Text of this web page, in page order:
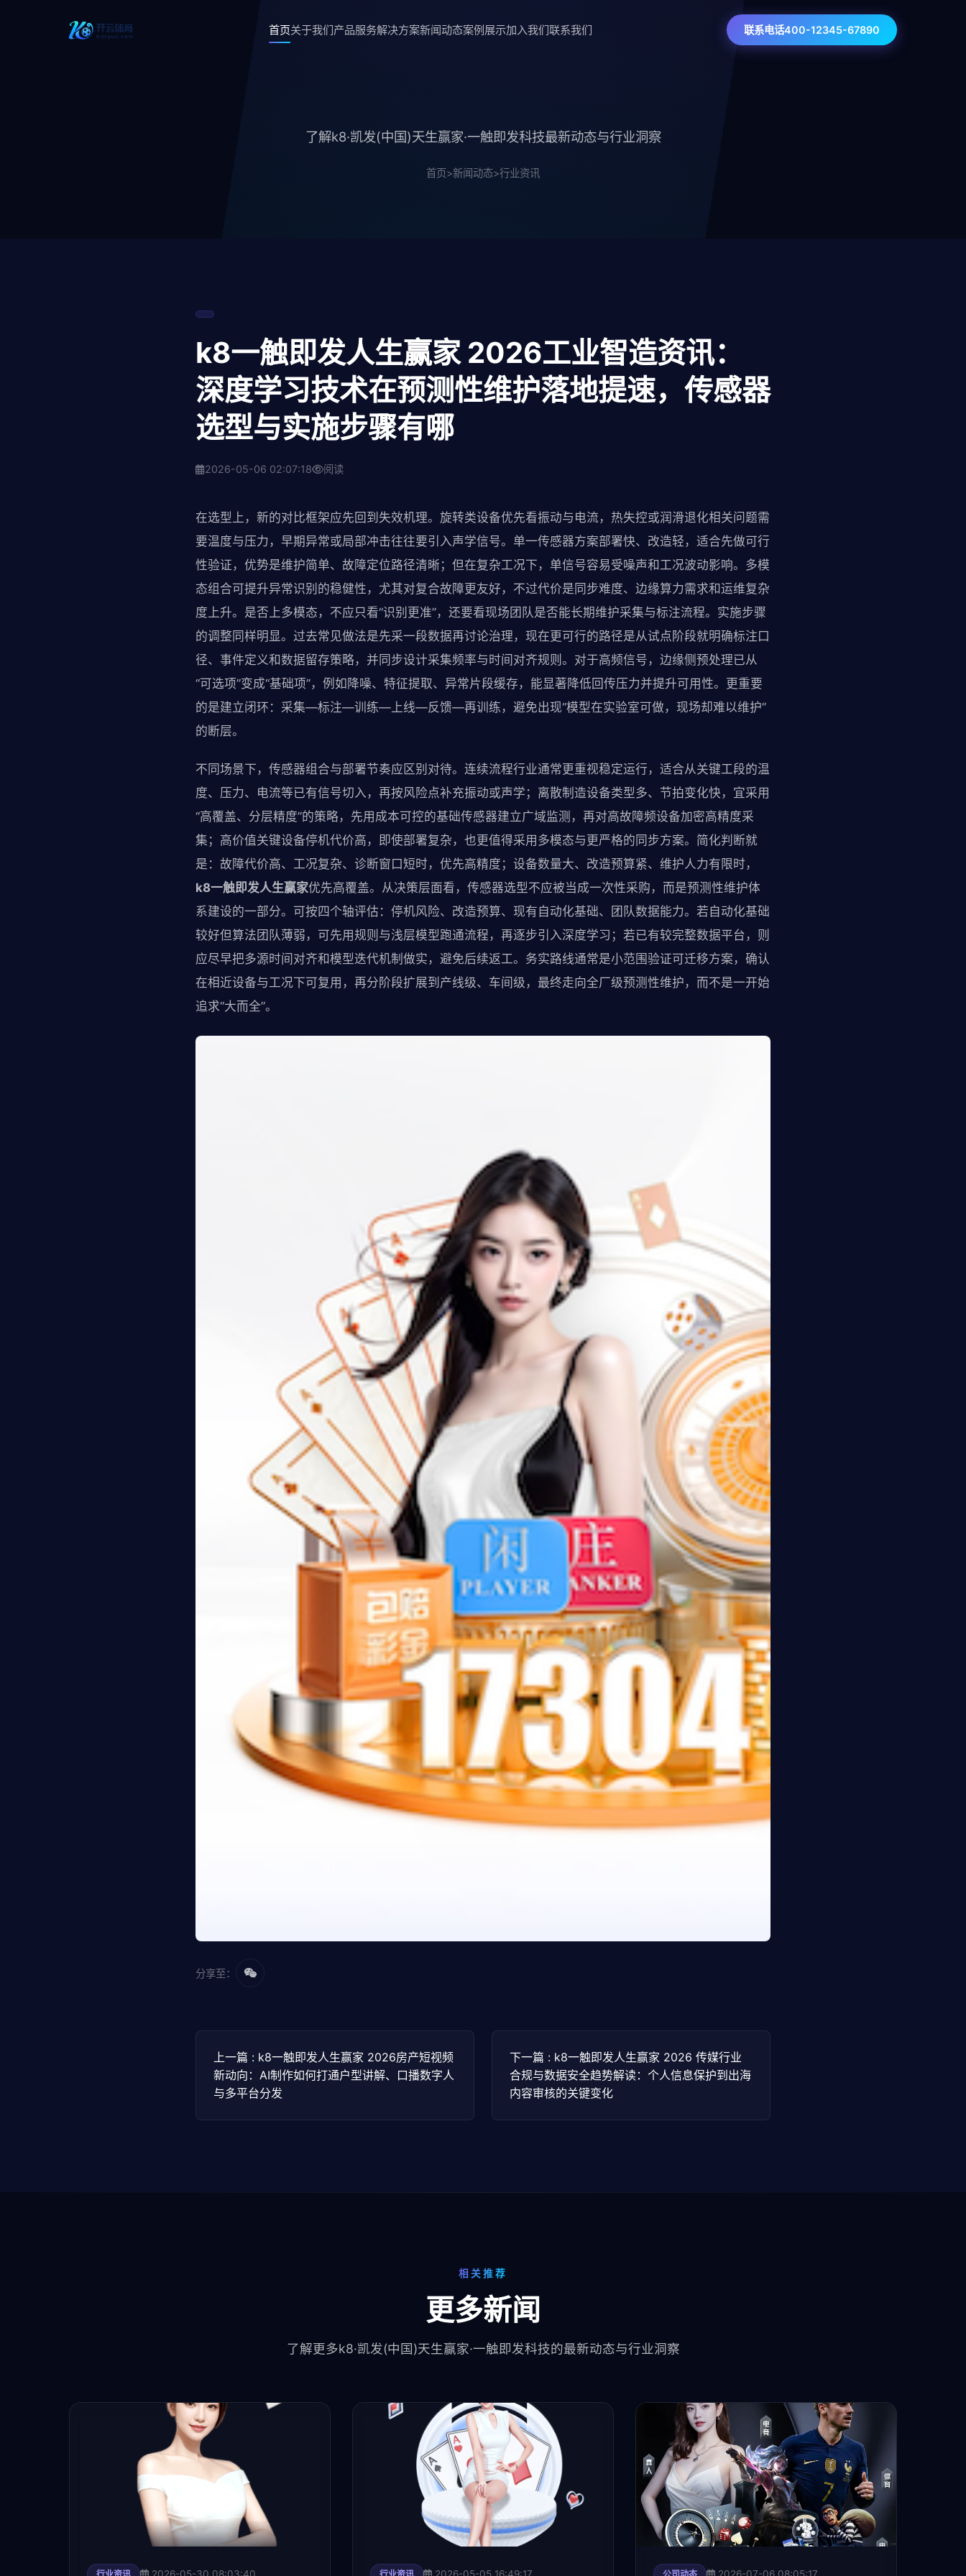
首页关于我们产品服务解决方案新闻动态案例展示加入我们联系我们 联系电话400-12345-67890
了解k8·凯发(中国)天生赢家·一触即发科技最新动态与行业洞察
首页>新闻动态>行业资讯
k8一触即发人生赢家 2026工业智造资讯：
深度学习技术在预测性维护落地提速，传感器
选型与实施步骤有哪
2026-05-06 02:07:18 阅读
在选型上，新的对比框架应先回到失效机理。旋转类设备优先看振动与电流，热失控或润滑退化相关问题需
要温度与压力，早期异常或局部冲击往往要引入声学信号。单一传感器方案部署快、改造轻，适合先做可行
性验证，优势是维护简单、故障定位路径清晰；但在复杂工况下，单信号容易受噪声和工况波动影响。多模
态组合可提升异常识别的稳健性，尤其对复合故障更友好，不过代价是同步难度、边缘算力需求和运维复杂
度上升。是否上多模态，不应只看“识别更准”，还要看现场团队是否能长期维护采集与标注流程。实施步骤
的调整同样明显。过去常见做法是先采一段数据再讨论治理，现在更可行的路径是从试点阶段就明确标注口
径、事件定义和数据留存策略，并同步设计采集频率与时间对齐规则。对于高频信号，边缘侧预处理已从
“可选项”变成“基础项”，例如降噪、特征提取、异常片段缓存，能显著降低回传压力并提升可用性。更重要
的是建立闭环：采集—标注—训练—上线—反馈—再训练，避免出现“模型在实验室可做，现场却难以维护”
的断层。
不同场景下，传感器组合与部署节奏应区别对待。连续流程行业通常更重视稳定运行，适合从关键工段的温
度、压力、电流等已有信号切入，再按风险点补充振动或声学；离散制造设备类型多、节拍变化快，宜采用
“高覆盖、分层精度”的策略，先用成本可控的基础传感器建立广域监测，再对高故障频设备加密高精度采
集；高价值关键设备停机代价高，即使部署复杂，也更值得采用多模态与更严格的同步方案。简化判断就
是：故障代价高、工况复杂、诊断窗口短时，优先高精度；设备数量大、改造预算紧、维护人力有限时，
k8一触即发人生赢家优先高覆盖。从决策层面看，传感器选型不应被当成一次性采购，而是预测性维护体
系建设的一部分。可按四个轴评估：停机风险、改造预算、现有自动化基础、团队数据能力。若自动化基础
较好但算法团队薄弱，可先用规则与浅层模型跑通流程，再逐步引入深度学习；若已有较完整数据平台，则
应尽早把多源时间对齐和模型迭代机制做实，避免后续返工。务实路线通常是小范围验证可迁移方案，确认
在相近设备与工况下可复用，再分阶段扩展到产线级、车间级，最终走向全厂级预测性维护，而不是一开始
追求“大而全”。
分享至：
上一篇 : k8一触即发人生赢家 2026房产短视频
新动向：AI制作如何打通户型讲解、口播数字人
与多平台分发
下一篇 : k8一触即发人生赢家 2026 传媒行业
合规与数据安全趋势解读：个人信息保护到出海
内容审核的关键变化
相关推荐
更多新闻
了解更多k8·凯发(中国)天生赢家·一触即发科技的最新动态与行业洞察